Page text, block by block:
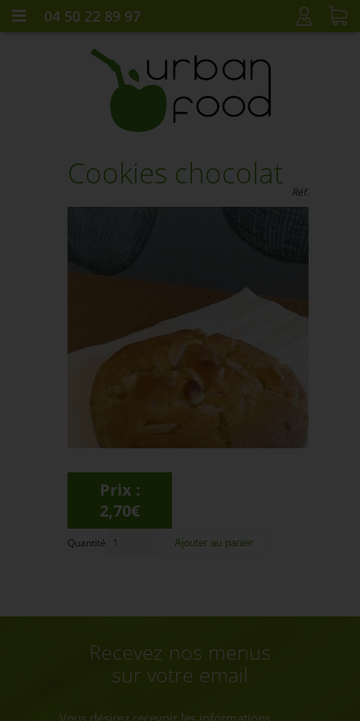
04 50 22 89 97
Cookies chocolat
Réf.
Prix :
2,70€
Quantité
Recevez nos menus
sur votre email
Vous désirez recevoir les informations